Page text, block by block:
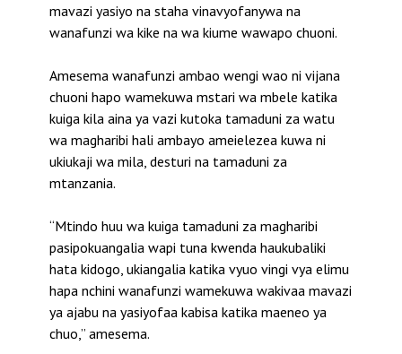
mavazi yasiyo na staha vinavyofanywa na
wanafunzi wa kike na wa kiume wawapo chuoni.
Amesema wanafunzi ambao wengi wao ni vijana
chuoni hapo wamekuwa mstari wa mbele katika
kuiga kila aina ya vazi kutoka tamaduni za watu
wa magharibi hali ambayo ameielezea kuwa ni
ukiukaji wa mila, desturi na tamaduni za
mtanzania.
“Mtindo huu wa kuiga tamaduni za magharibi
pasipokuangalia wapi tuna kwenda haukubaliki
hata kidogo, ukiangalia katika vyuo vingi vya elimu
hapa nchini wanafunzi wamekuwa wakivaa mavazi
ya ajabu na yasiyofaa kabisa katika maeneo ya
chuo,” amesema.